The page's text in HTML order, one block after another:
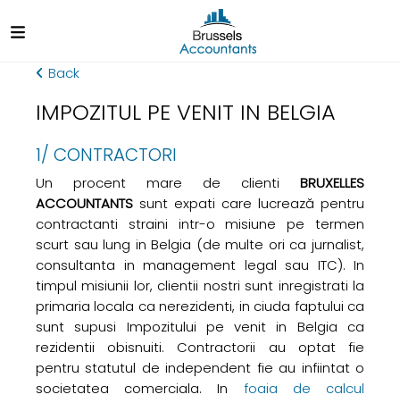
Back
IMPOZITUL PE VENIT IN BELGIA
1/ CONTRACTORI
Un procent mare de clienti BRUXELLES
ACCOUNTANTS sunt expati care lucrează pentru
contractanti straini intr-o misiune pe termen
scurt sau lung in Belgia (de multe ori ca jurnalist,
consultanta in management legal sau ITC). In
timpul misiunii lor, clientii nostri sunt inregistrati la
primaria locala ca nerezidenti, in ciuda faptului ca
sunt supusi Impozitului pe venit in Belgia ca
rezidentii obisnuiti. Contractorii au optat fie
pentru statutul de independent fie au infiintat o
societatea comerciala. In foaia de calcul